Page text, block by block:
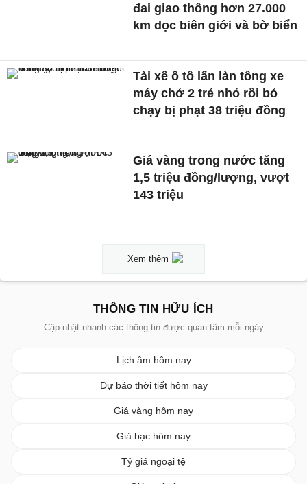
đai giao thông hơn 27.000
km dọc biên giới và bờ biển
Tài xế ô tô lấn làn tông xe
máy chở 2 trẻ nhỏ rồi bỏ
chạy bị phạt 38 triệu đồng
Giá vàng trong nước tăng
1,5 triệu đồng/lượng, vượt
143 triệu
Xem thêm
THÔNG TIN HỮU ÍCH
Cập nhật nhanh các thông tin được quan tâm mỗi ngày
Lịch âm hôm nay
Dự báo thời tiết hôm nay
Giá vàng hôm nay
Giá bạc hôm nay
Tỷ giá ngoại tệ